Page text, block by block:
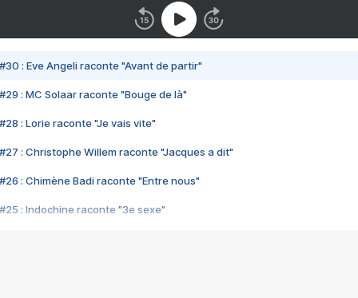
#30 : Eve Angeli raconte "Avant de partir"
#29 : MC Solaar raconte "Bouge de là"
#28 : Lorie raconte "Je vais vite"
#27 : Christophe Willem raconte "Jacques a dit"
#26 : Chimène Badi raconte "Entre nous"
#25 : Indochine raconte "3e sexe"